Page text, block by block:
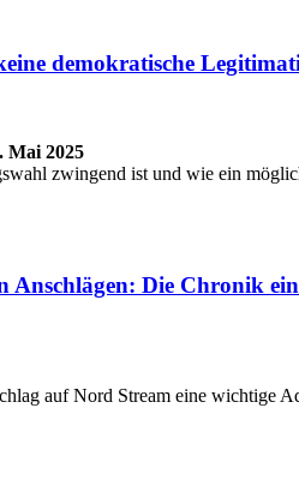
demokratische
Mai 2025
zwingend ist und wie ein
Anschlägen: Die Chronik
auf Nord Stream eine wichtige